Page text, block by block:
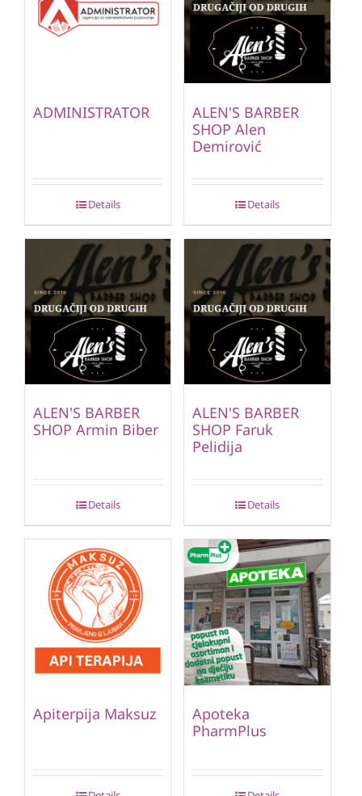
ADMINISTRATOR
Details
ALEN'S BARBER
SHOP Alen
Demirović
Details
ALEN'S BARBER
SHOP Armin Biber
Details
ALEN'S BARBER
SHOP Faruk
Pelidija
Details
Apiterpija Maksuz
Apoteka
PharmPlus